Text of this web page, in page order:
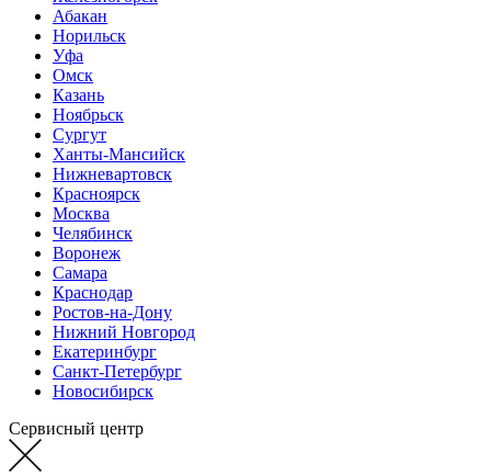
Абакан
Норильск
Уфа
Омск
Казань
Ноябрьск
Сургут
Ханты-Мансийск
Нижневартовск
Красноярск
Москва
Челябинск
Воронеж
Самара
Краснодар
Ростов-на-Дону
Нижний Новгород
Екатеринбург
Санкт-Петербург
Новосибирск
Сервисный центр